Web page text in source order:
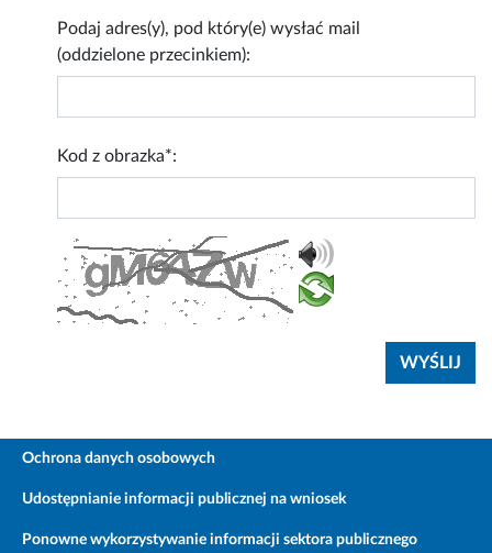
Podaj adres(y), pod który(e) wysłać mail
(oddzielone przecinkiem):
Kod z obrazka*:
Ochrona danych osobowych
Udostępnianie informacji publicznej na wniosek
Ponowne wykorzystywanie informacji sektora publicznego